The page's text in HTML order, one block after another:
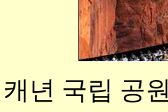
년 국립 공